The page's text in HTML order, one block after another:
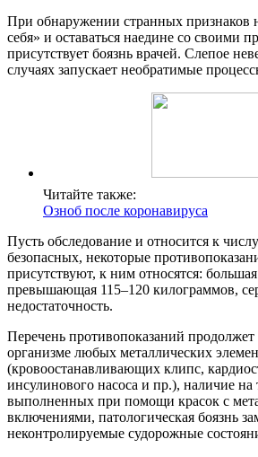
При обнаружении странных признаков
себя» и оставаться наедине со своими
присутствует боязнь врачей. Слепое
случаях запускает необратимые
Читайте также:
Озноб после коронавируса
Пусть обследование и относится к
безопасных, некоторые
присутствуют, к ним относятся: большая
превышающая 115–120 килограммов,
недостаточность.
Перечень противопоказаний продолжет
организме любых металлических
(кровоостанавливающих клипс,
инсулинового насоса и пр.), наличие на
выполненных при помощи красок с
включениями, патологическая боязнь
неконтролируемые судорожные